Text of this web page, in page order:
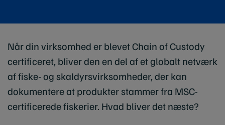
Når din virksomhed er blevet Chain of Custody
certificeret, bliver den en del af et globalt netværk
af fiske- og skaldyrsvirksomheder, der kan
dokumentere at produkter stammer fra MSC-
certificerede fiskerier. Hvad bliver det næste?